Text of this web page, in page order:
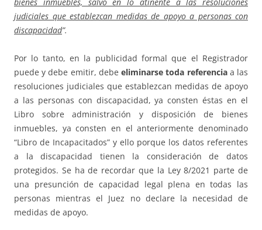
bienes inmuebles, salvo en lo atinente a las resoluciones
judiciales que establezcan medidas de apoyo a personas con
discapacidad”.
Por lo tanto, en la publicidad formal que el Registrador
puede y debe emitir, debeeliminarse toda referenciaa las
resoluciones judiciales que establezcan medidas de apoyo
a las personas con discapacidad, ya consten éstas en el
Libro sobre administración y disposición de bienes
inmuebles, ya consten en el anteriormente denominado
“Libro de Incapacitados” y ello porque los datos referentes
a la discapacidad tienen la consideración de datos
protegidos. Se ha de recordar que la Ley 8/2021 parte de
una presunción de capacidad legal plena en todas las
personas mientras el Juez no declare la necesidad de
medidas de apoyo.